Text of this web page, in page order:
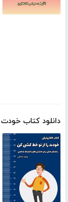
دانلود کتاب